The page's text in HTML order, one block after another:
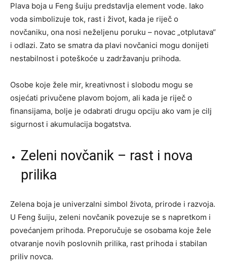
Plava boja u Feng šuiju predstavlja element vode. Iako
voda simbolizuje tok, rast i život, kada je riječ o
novčaniku, ona nosi neželjenu poruku – novac „otplutava“
i odlazi. Zato se smatra da plavi novčanici mogu donijeti
nestabilnost i poteškoće u zadržavanju prihoda.
Osobe koje žele mir, kreativnost i slobodu mogu se
osjećati privučene plavom bojom, ali kada je riječ o
finansijama, bolje je odabrati drugu opciju ako vam je cilj
sigurnost i akumulacija bogatstva.
Zeleni novčanik – rast i nova
prilika
Zelena boja je univerzalni simbol života, prirode i razvoja.
U Feng šuiju, zeleni novčanik povezuje se s napretkom i
povećanjem prihoda. Preporučuje se osobama koje žele
otvaranje novih poslovnih prilika, rast prihoda i stabilan
priliv novca.